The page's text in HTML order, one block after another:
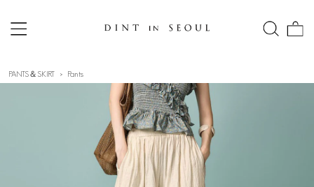
PANTS＆SKIRT Pants